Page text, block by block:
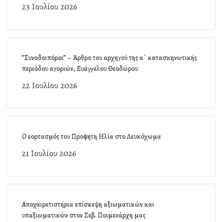
23 Ιουλίου 2026
”Συνοδοιπόροι” – Άρθρο του αρχηγού της α΄ κατασκηνωτικής
περιόδου αγοριών, Ευάγγελου Θεοδώρου
22 Ιουλίου 2026
Ο εορτασμός του Προφήτη Ηλία στο Λευκόχωμα
21 Ιουλίου 2026
Αποχαιρετιστήρια επίσκεψη αξιωματικών και
υπαξιωματικών στον Σεβ. Ποιμενάρχη μας